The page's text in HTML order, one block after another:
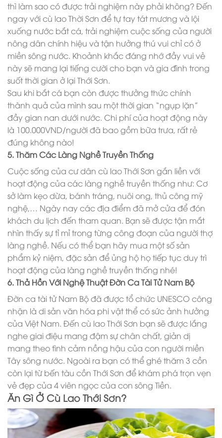
thì làm sao có được trải nghiệm này phải không? Đến
ngay với cù lao Thời Sơn để tự tay tát mương và lội
xuống nước bắt cá, trải nghiệm cuộc sống của người
nông dân chính hiệu và tận hưởng thú vui chỉ có ở
miền sông nước. Khoảnh khắc đáng nhớ đầy vui vẻ
này sẽ mang lại tiếng cười cho bạn và gia đình trong
suốt thời gian ở lại Thới Sơn.
Sau khi bắt cá bạn còn được thưởng thức chính
thành quả của mình sau một thời gian “ngụp lặn”
đầy gian nan dưới nước. Chi phí của hoạt động này
là 100.000VND/người đã bao gồm bữa trưa, rất rẻ
đúng không nào!
5. Thăm Các Làng Nghề Truyền Thống
Cuộc sống của cư dân cù lao Thới Sơn gắn liền với
hoạt động của các làng nghề truyền thống như: Cơ
sở làm kẹo dừa, bánh tráng, nuôi ong, thủ công mỹ
nghệ,… Ngày nay các địa điểm đã mở cửa để đón
khách du lịch đến tham quan. Bạn sẽ được tận mắt
nhìn thấy sự tỉ mỉ trong từng công đoạn của người thợ
làng nghề. Nếu có thể bạn hãy mua một số sản
phẩm kỷ niệm, đặc sản để ủng hộ họ tiếp tục duy trì
hoạt động của làng nghề truyền thống nhé!
6. Thả Hồn Với Nghệ Thuật Đờn Ca Tài Tử Nam Bộ
Đờn ca tài tử Nam Bộ đã được tổ chức UNESCO công
nhận là di sản văn hóa phi vật thể có sức ảnh hưởng
của Việt Nam. Đến cù lao Thới Sơn bạn sẽ được lắng
nghe giai điệu mang đậm sự chân chất, giản dị
mang theo tình cảm nồng hậu của con người miền
Tây sông nước. Ngoài ra bạn có thể ghé thăm 3 cồn
còn lại từ bến tàu cồn Thới Sơn để khám phá trọn vẹn
vẻ đẹp của 4 viên ngọc của con sông Tiền.
Ăn Gì Ở Cù Lao Thới Sơn?